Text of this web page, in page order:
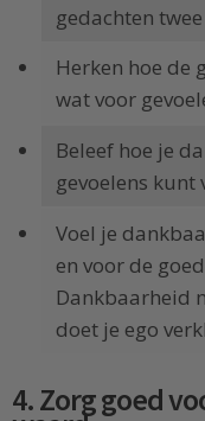
gedachten
Herken hoe de
wat voor
Beleef hoe je
gevoelens kunt
Voel je
en voor de
Dankbaarheid
doet je ego
4. Zorg goed